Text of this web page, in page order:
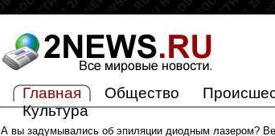
Главная Общество
Культура
А вы задумывались об эпиляции диодным лазером?